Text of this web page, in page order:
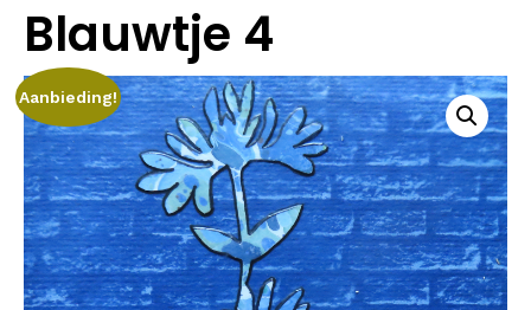
Blauwtje 4
Aanbieding!